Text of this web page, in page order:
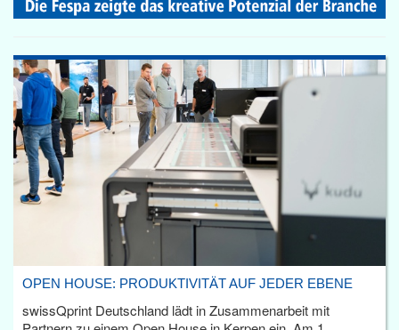
OPEN HOUSE: PRODUKTIVITÄT AUF JEDER EBENE
swissQprint Deutschland lädt in Zusammenarbeit mit